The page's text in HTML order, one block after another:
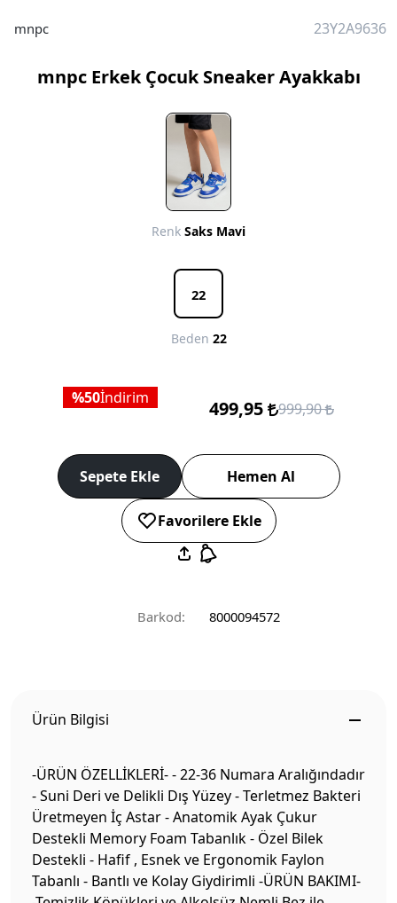
mnpc 23Y2A9636
mnpc Erkek Çocuk Sneaker Ayakkabı
Renk Saks Mavi
22
Beden 22
50İndirim 499,95 999,90
Sepete Ekle Hemen Al
Favorilere Ekle
Barkod: 8000094572
Ürün Bilgisi
-ÜRÜN ÖZELLİKLERİ- - 22-36 Numara Aralığındadır
- Suni Deri ve Delikli Dış Yüzey - Terletmez Bakteri
Üretmeyen İç Astar - Anatomik Ayak Çukur
Destekli Memory Foam Tabanlık - Özel Bilek
Destekli - Hafif , Esnek ve Ergonomik Faylon
Tabanlı - Bantlı ve Kolay Giydirimli -ÜRÜN BAKIMI-